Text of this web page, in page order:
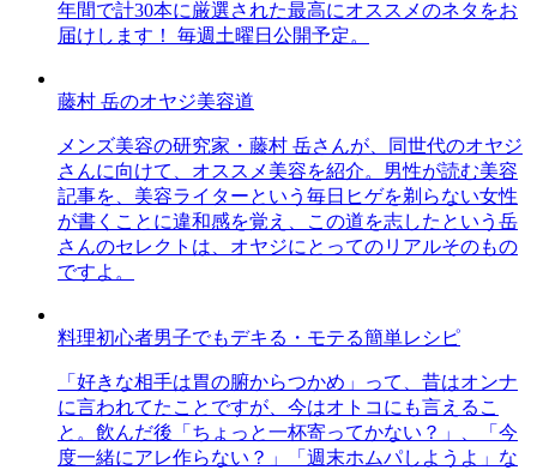
年間で計30本に厳選された最高にオススメのネタをお
届けします！ 毎週土曜日公開予定。
藤村 岳のオヤジ美容道
メンズ美容の研究家・藤村 岳さんが、同世代のオヤジ
さんに向けて、オススメ美容を紹介。男性が読む美容
記事を、美容ライターという毎日ヒゲを剃らない女性
が書くことに違和感を覚え、この道を志したという岳
さんのセレクトは、オヤジにとってのリアルそのもの
ですよ。
料理初心者男子でもデキる・モテる簡単レシピ
「好きな相手は胃の腑からつかめ」って、昔はオンナ
に言われてたことですが、今はオトコにも言えるこ
と。飲んだ後「ちょっと一杯寄ってかない？」、「今
度一緒にアレ作らない？」「週末ホムパしようよ」な